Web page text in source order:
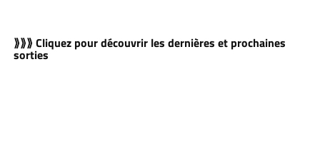
⟫⟫⟫ Cliquez pour découvrir les dernières et prochaines
sorties